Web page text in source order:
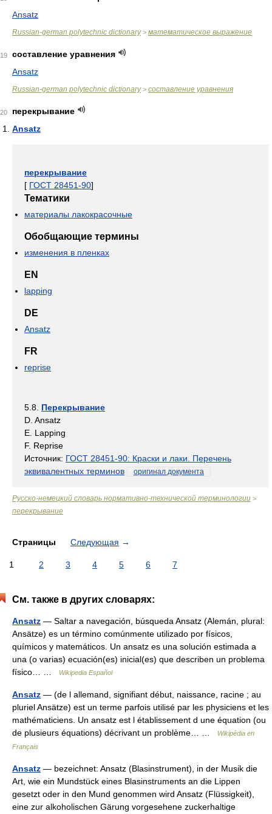
Ansatz
Russian-german polytechnic dictionary> математическое выражение
19
составление уравнения
Ansatz
Russian-german polytechnic dictionary> составление уравнения
20
перекрывание
Ansatz
перекрывание
[ ГОСТ 28451-90]
Тематики
материалы лакокрасочные
Обобщающие термины
изменения в пленках
EN
lapping
DE
Ansatz
FR
reprise
5.8. Перекрывание
D. Ansatz
E. Lapping
F. Reprise
Источник: ГОСТ 28451-90: Краски и лаки. Перечень
эквивалентных терминов
оригинал документа
Русско-немецкий словарь нормативно-технической терминологии >
перекрывание
Страницы Следующая →
1 2 3 4 5 6 7
См. также в других словарях:
Ansatz — Saltar a navegación, búsqueda Ansatz (Alemán, plural:
Ansätze) es un término comúnmente utilizado por físicos,
químicos y matemáticos. Un ansatz es una solución estimada a
una (o varias) ecuación(es) inicial(es) que describen un problema
físico… …
Wikipedia Español
Ansatz — (de l allemand, signifiant début, naissance, racine ; au
pluriel Ansätze) est un terme parfois utilisé par les physiciens et les
mathématiciens. Un ansatz est l établissement d une équation (ou
de plusieurs équations) décrivant un problème… …
Wikipédia en
Français
Ansatz — bezeichnet: Ansatz (Blasinstrument), in der Musik die
Art, wie ein Mundstück eines Blasinstruments an die Lippen
gesetzt oder in den Mund genommen wird Ansatz (Flüssigkeit),
eine zur alkoholischen Gärung vorgesehene zuckerhaltige